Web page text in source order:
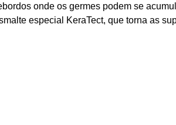
onde os germes podem se
especial KeraTect, que torna as